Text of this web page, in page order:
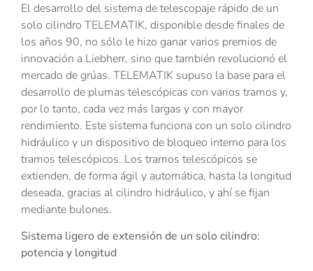
El desarrollo del sistema de telescopaje rápido de un
solo cilindro TELEMATIK, disponible desde finales de
los años 90, no sólo le hizo ganar varios premios de
innovación a Liebherr, sino que también revolucionó el
mercado de grúas. TELEMATIK supuso la base para el
desarrollo de plumas telescópicas con varios tramos y,
por lo tanto, cada vez más largas y con mayor
rendimiento. Este sistema funciona con un solo cilindro
hidráulico y un dispositivo de bloqueo interno para los
tramos telescópicos. Los tramos telescópicos se
extienden, de forma ágil y automática, hasta la longitud
deseada, gracias al cilindro hidráulico, y ahí se fijan
mediante bulones.
Sistema ligero de extensión de un solo cilindro:
potencia y longitud